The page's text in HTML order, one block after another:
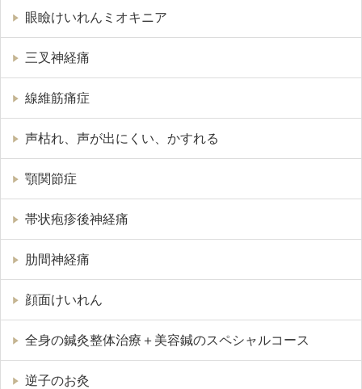
眼瞼けいれんミオキニア
三叉神経痛
線維筋痛症
声枯れ、声が出にくい、かすれる
顎関節症
帯状疱疹後神経痛
肋間神経痛
顔面けいれん
全身の鍼灸整体治療＋美容鍼のスペシャルコース
逆子のお灸